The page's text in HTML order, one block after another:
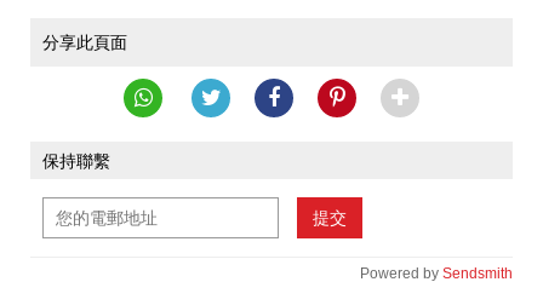
分享此頁面
保持聯繫
提交
Powered by Sendsmith